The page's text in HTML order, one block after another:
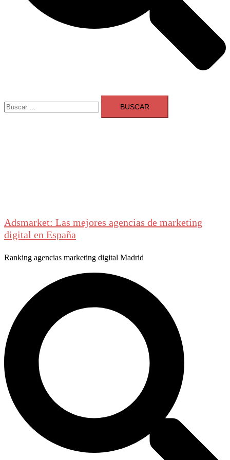
Buscar:
Adsmarket: Las mejores agencias de marketing
digital en España
Ranking agencias marketing digital Madrid